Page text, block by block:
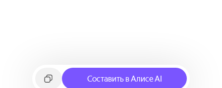
Составить в Алисе AI